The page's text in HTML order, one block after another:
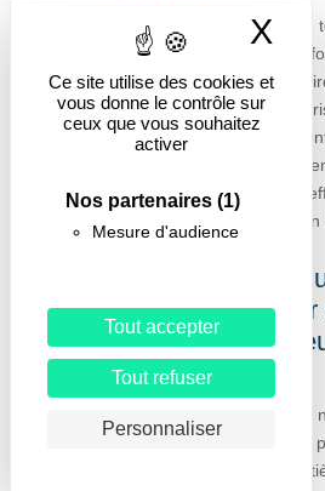
Ce site utilise des cookies et
vous donne le contrôle sur
ceux que vous souhaitez
activer
Nos partenaires (1)
Mesure d'audience
Tout accepter
Tout refuser
Personnaliser
X
La recommandation est que
y participent, au moins une
ceux travaillant en contact
public ou dans des zones à
chaufferie, buanderie)
prioritairement et plus
sécurité incendie agents
une approche graduée
Peut-on organiser
exercice
appel à un
?
Techniquement oui, mais ce
recommandé. Un formateur
apporte un expertise en